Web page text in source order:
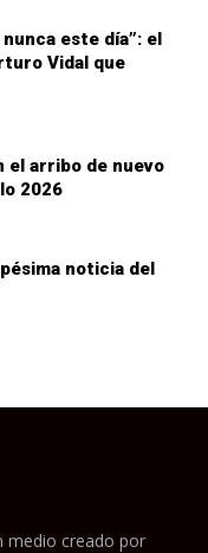
este día”: el
Vidal que
el arribo de nuevo
2026
noticia del
medio creado por